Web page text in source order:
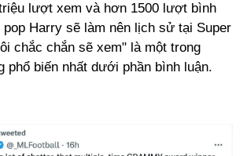
lượt xem và hơn 1500 lượt bình
pop Harry sẽ làm nên lịch sử tại Super
chắc chắn sẽ xem" là một trong
phổ biến nhất dưới phần bình luận.